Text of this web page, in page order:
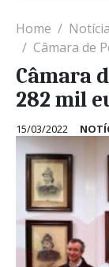
Home
Câmara de
Câmara
282 mil
15/03/2022